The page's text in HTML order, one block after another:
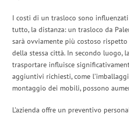
I costi di un trasloco sono
tutto, la distanza: un trasloco da
sarà ovviamente più costoso
della stessa città. In secondo luogo,
trasportare influisce
aggiuntivi richiesti, come
montaggio dei mobili, possono
L’azienda offre un preventivo